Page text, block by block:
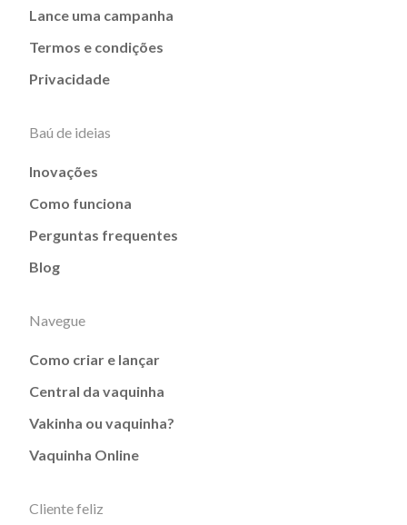
Lance uma campanha
Termos e condições
Privacidade
Baú de ideias
Inovações
Como funciona
Perguntas frequentes
Blog
Navegue
Como criar e lançar
Central da vaquinha
Vakinha ou vaquinha?
Vaquinha Online
Cliente feliz